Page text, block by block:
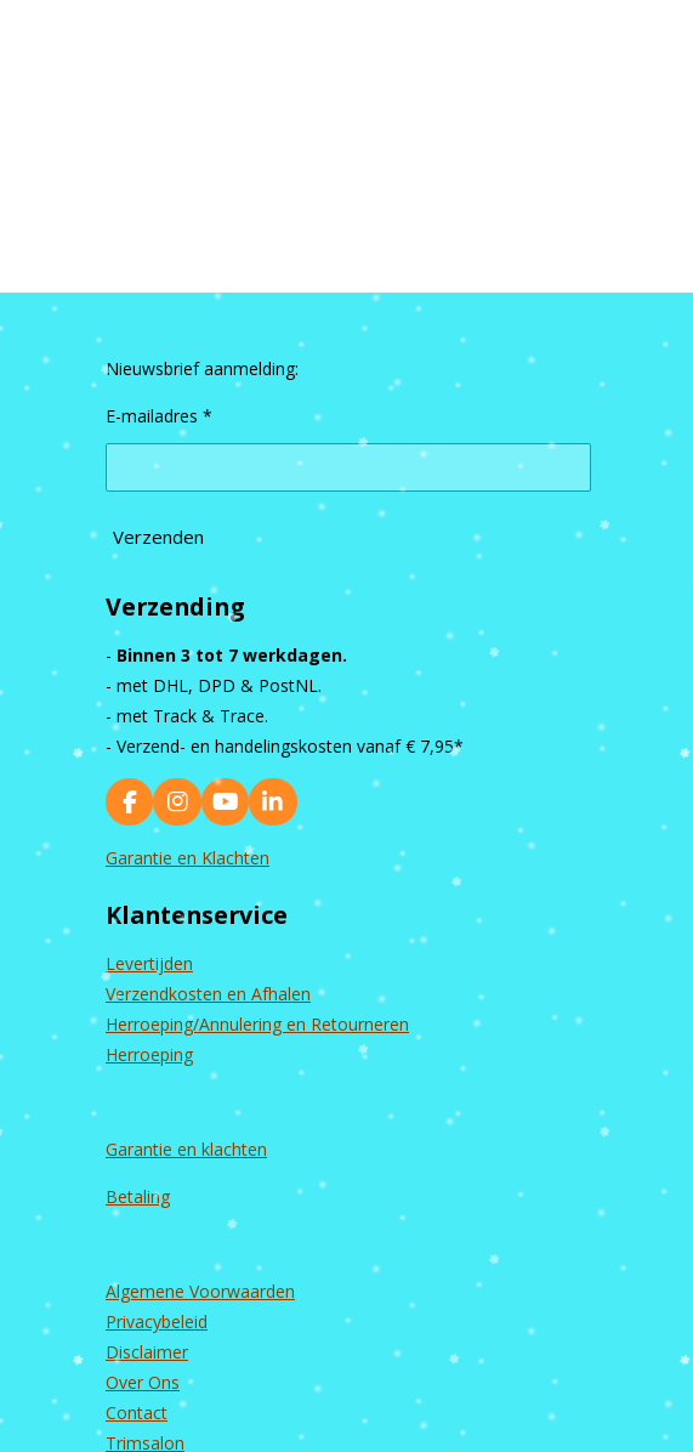
Nieuwsbrief aanmelding:
E-mailadres *
Verzenden
Verzending
- Binnen 3 tot 7 werkdagen.
- met DHL, DPD & PostNL.
- met Track & Trace.
- Verzend- en handelingskosten vanaf € 7,95*
F
a
c
o
k
I
n
s
g
a
m
Y
o
u
b
L
i
d
Garantie en Klachten
Klantenservice
Levertijden
Verzendkosten en Afhalen
Herroeping/Annulering en Retourneren
Herroeping
Garantie en klachten
Betaling
Algemene Voorwaarden
Privacybeleid
Disclaimer
Over Ons
Contact
Trimsalon